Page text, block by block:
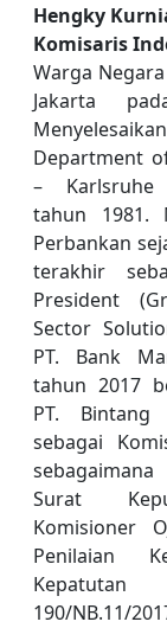
Hengky
Komisaris
Warga
Jakarta
Department
– Karlsruhe
tahun 1981.
Perbankan
terakhir
President
Sector
PT. Bank
tahun 2017
PT. Bintang
sebagai
Surat
Komisioner
Penilaian
190/NB.11/